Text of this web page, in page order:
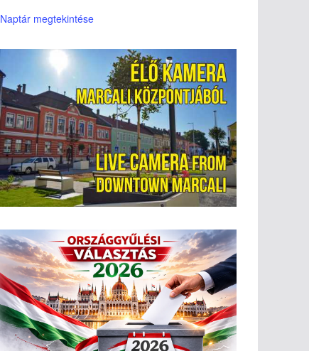
Naptár megtekintése